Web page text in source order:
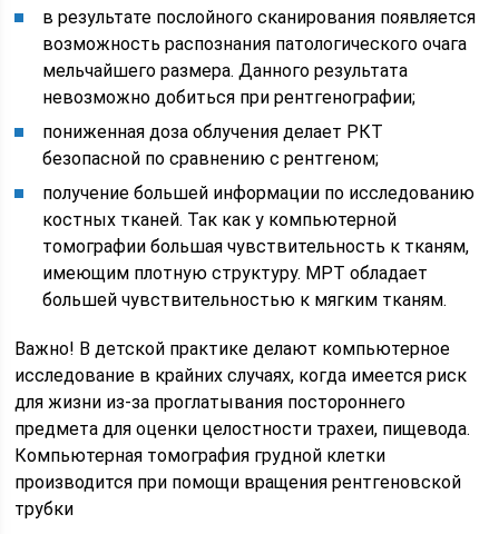
в результате послойного сканирования появляется
возможность распознания патологического очага
мельчайшего размера. Данного результата
невозможно добиться при рентгенографии;
пониженная доза облучения делает РКТ
безопасной по сравнению с рентгеном;
получение большей информации по исследованию
костных тканей. Так как у компьютерной
томографии большая чувствительность к тканям,
имеющим плотную структуру. МРТ обладает
большей чувствительностью к мягким тканям.
Важно! В детской практике делают компьютерное
исследование в крайних случаях, когда имеется риск
для жизни из-за проглатывания постороннего
предмета для оценки целостности трахеи, пищевода.
Компьютерная томография грудной клетки
производится при помощи вращения рентгеновской
трубки